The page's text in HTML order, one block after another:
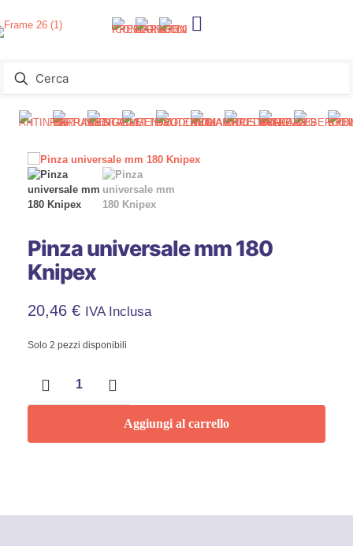
Pinza universale mm 180
Knipex
20,46 € IVA Inclusa
Solo 2 pezzi disponibili
mm
quantità
Aggiungi al carrello